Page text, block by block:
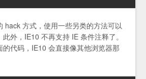
hack 方式，使用一些另类的方法可以
外，IE10 不再支持 IE 条件注释了。
代码，IE10 会直接像其他浏览器那